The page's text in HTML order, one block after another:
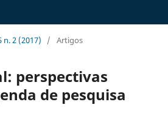
n. 2 (2017) / Artigos
perspectivas
de pesquisa